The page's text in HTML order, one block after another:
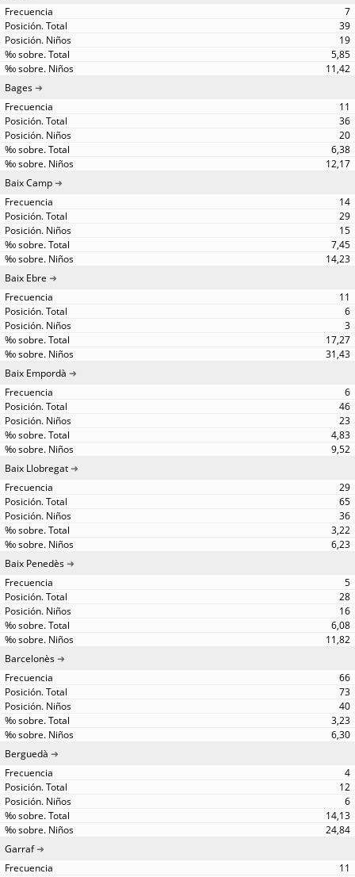
7
39
19
5,85
11,42
Bages
11
36
20
6,38
12,17
Baix Camp
14
29
15
7,45
14,23
Baix Ebre
11
6
3
17,27
31,43
Baix Empordà
6
46
23
4,83
9,52
Baix Llobregat
29
65
36
3,22
6,23
Baix Penedès
5
28
16
6,08
11,82
Barcelonès
66
73
40
3,23
6,30
Berguedà
4
12
6
14,13
24,84
Garraf
11